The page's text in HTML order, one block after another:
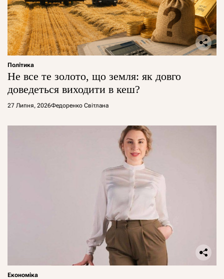
Політика
Не все те золото, що земля: як довго
доведеться виходити в кеш?
27 Липня, 2026Федоренко Світлана
Економіка